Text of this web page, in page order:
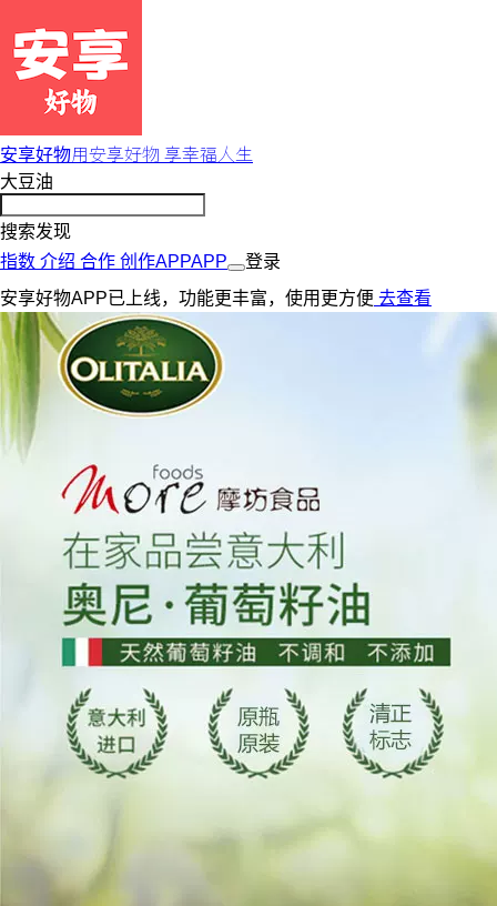
安享好物用安享好物 享幸福人生
大豆油
搜索发现
指数 介绍 合作 创作APPAPP
登录
安享好物APP已上线，功能更丰富，使用更方便 去查看